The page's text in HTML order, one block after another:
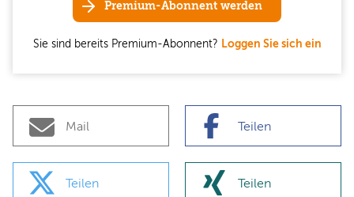
Premium-Abonnent werden
Sie sind bereits Premium-Abonnent? Loggen Sie sich ein
Mail Teilen
Teilen Teilen